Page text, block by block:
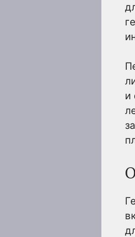
и